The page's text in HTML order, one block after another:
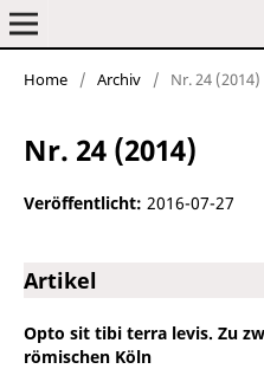
Home / Archiv / Nr. 24 (2014)
Nr. 24 (2014)
Veröffentlicht: 2016-07-27
Artikel
Opto sit tibi terra levis. Zu
römischen Köln